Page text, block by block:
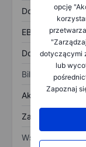
opcję
dotyczącymi
lub
Zapoznaj
Dochód
EBITDA
Dochód netto
Bilans
Aktywa ogółem
Zadłużenie
Wskaźniki